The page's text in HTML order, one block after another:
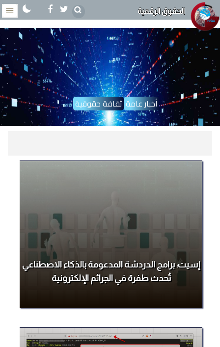
الحقوق الرقمية
ثقافة حقوقية أخبار عامة
إسيت: برامج الدردشة المدعومة بالذكاء الاصطناعي
تُحدث طفرة في الجرائم الإلكترونية